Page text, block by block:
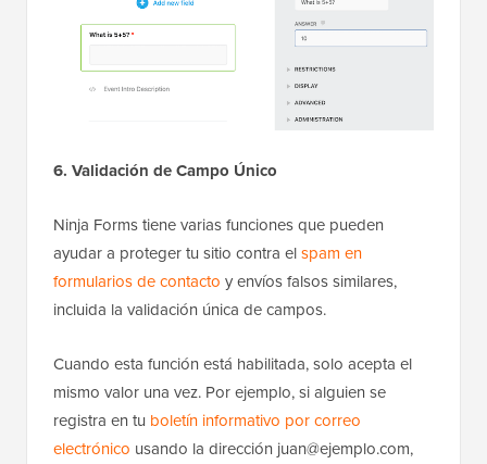
6. Validación de Campo Único
Ninja Forms tiene varias funciones que pueden
ayudar a proteger tu sitio contra elspam en
formularios de contacto y envíos falsos similares,
incluida la validación única de campos.
Cuando esta función está habilitada, solo acepta el
mismo valor una vez. Por ejemplo, si alguien se
registra en tu boletín informativo por correo
electrónico usando la dirección juan@ejemplo.com,